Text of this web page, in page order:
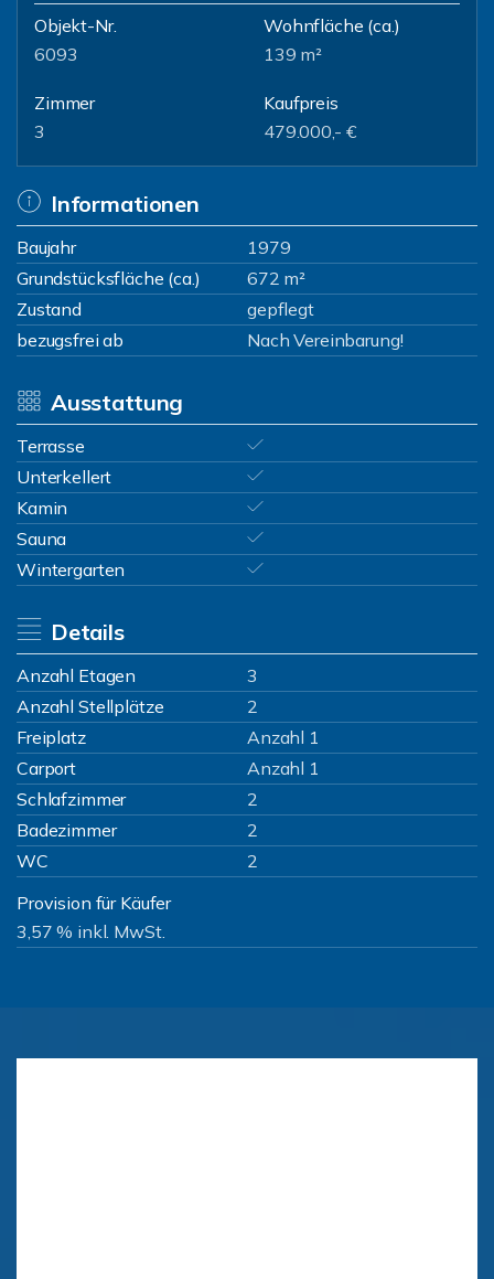
Objekt-Nr.
6093
Wohnfläche (ca.)
139 m²
Zimmer
3
Kaufpreis
479.000,- €
Informationen
Baujahr
1979
Grundstücksfläche (ca.)
672 m²
Zustand
gepflegt
bezugsfrei ab
Nach Vereinbarung!
Ausstattung
Terrasse
Unterkellert
Kamin
Sauna
Wintergarten
Details
Anzahl Etagen
3
Anzahl Stellplätze
2
Freiplatz
Anzahl 1
Carport
Anzahl 1
Schlafzimmer
2
Badezimmer
2
WC
2
Provision für Käufer
3,57 % inkl. MwSt.